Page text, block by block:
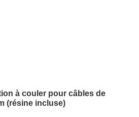
à couler pour câbles de
(résine incluse)